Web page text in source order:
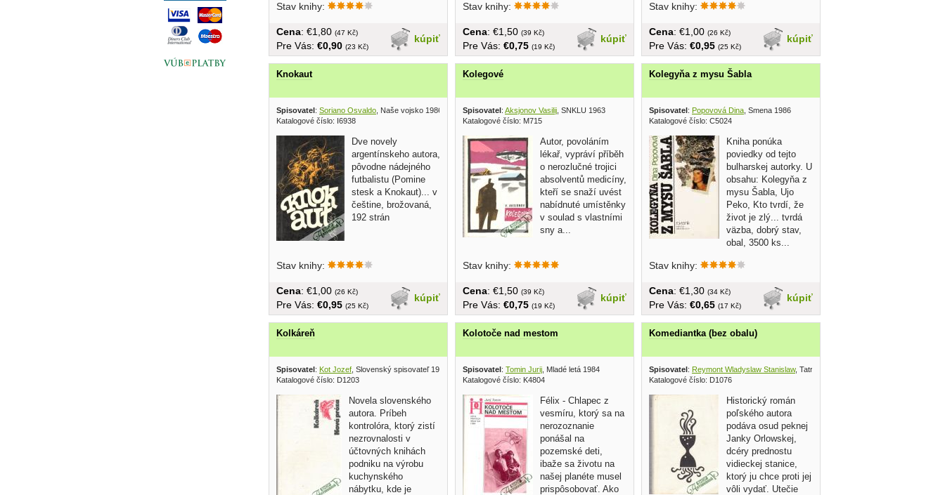
Stav knihy:
kúpiť
Cena: €1,80 (47 Kč)
Pre Vás: €0,90 (23 Kč)
Stav knihy:
kúpiť
Cena: €1,50 (39 Kč)
Pre Vás: €0,75 (19 Kč)
Stav knihy:
kúpiť
Cena: €1,00 (26 Kč)
Pre Vás: €0,95 (25 Kč)
Knokaut
Spisovatel: Soriano Osvaldo , Naše vojsko 1986
Katalogové číslo: I6938
Dve novely
argentínskeho autora,
pôvodne nádejného
futbalistu (Pomine
stesk a Knokaut)... v
češtine, brožovaná,
192 strán
Stav knihy:
kúpiť
Cena: €1,00 (26 Kč)
Pre Vás: €0,95 (25 Kč)
Kolegové
Spisovatel: Aksjonov Vasilij , SNKLU 1963
Katalogové číslo: M715
Autor, povoláním
lékař, vypráví příběh
o nerozlučné trojici
absolventů medicíny,
kteří se snaží uvést
nabídnuté umístěnky
v soulad s vlastními
sny a...
Stav knihy:
kúpiť
Cena: €1,50 (39 Kč)
Pre Vás: €0,75 (19 Kč)
Kolegyňa z mysu Šabla
Spisovatel: Popovová Dina , Smena 1986
Katalogové číslo: C5024
Kniha ponúka
poviedky od tejto
bulharskej autorky. U
obsahu: Kolegyňa z
mysu Šabla, Ujo
Peko, Kto tvrdí, že
život je zlý... tvrdá
väzba, dobrý stav,
obal, 3500 ks...
Stav knihy:
kúpiť
Cena: €1,30 (34 Kč)
Pre Vás: €0,65 (17 Kč)
Kolkáreň
Spisovatel: Kot Jozef , Slovenský spisovateľ 1983
Katalogové číslo: D1203
Novela slovenského
autora. Príbeh
kontrolóra, ktorý zistí
nezrovnalosti v
účtovných knihách
podniku na výrobu
kuchynského
nábytku, kde je
Kolotoče nad mestom
Spisovatel: Tomin Jurij , Mladé letá 1984
Katalogové číslo: K4804
Félix - Chlapec z
vesmíru, ktorý sa na
nerozoznanie
ponášal na
pozemské deti,
ibaže sa životu na
našej planéte musel
prispôsobovať. Ako
Komediantka (bez obalu)
Spisovatel: Reymont Wladyslaw Stanislaw, Tatran 1968
Katalogové číslo: D1076
Historický román
poľského autora
podáva osud peknej
Janky Orlowskej,
dcéry prednostu
vidieckej stanice,
ktorý ju chce proti jej
vôli vydať. Utečie